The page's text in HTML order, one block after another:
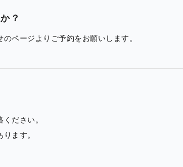
？
ページよりご予約をお願いします。
ださい。
ます。